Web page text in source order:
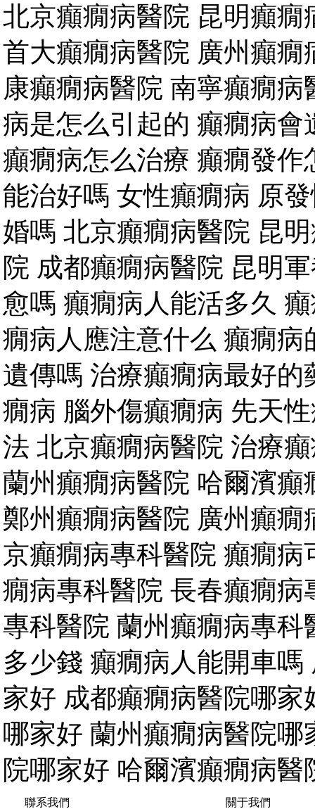
北京癲癇病醫院 昆明癲癇
首大癲癇病醫院 廣州癲
康癲癇病醫院 南寧癲癇
病是怎么引起的 癲癇病
癲癇病怎么治療 癲癇發
能治好嗎 女性癲癇病 原
婚嗎 北京癲癇病醫院 昆
院 成都癲癇病醫院 昆明
愈嗎 癲癇病人能活多久
癇病人應注意什么 癲癇
遺傳嗎 治療癲癇病最好
癇病 腦外傷癲癇病 先天
法 北京癲癇病醫院 治療
蘭州癲癇病醫院 哈爾濱
鄭州癲癇病醫院 廣州癲
京癲癇病專科醫院 癲癇
癇病專科醫院 長春癲癇
專科醫院 蘭州癲癇病專
多少錢 癲癇病人能開車
家好 成都癲癇病醫院哪
哪家好 蘭州癲癇病醫院
院哪家好 哈爾濱癲癇病醫
聯系我們
關于我們